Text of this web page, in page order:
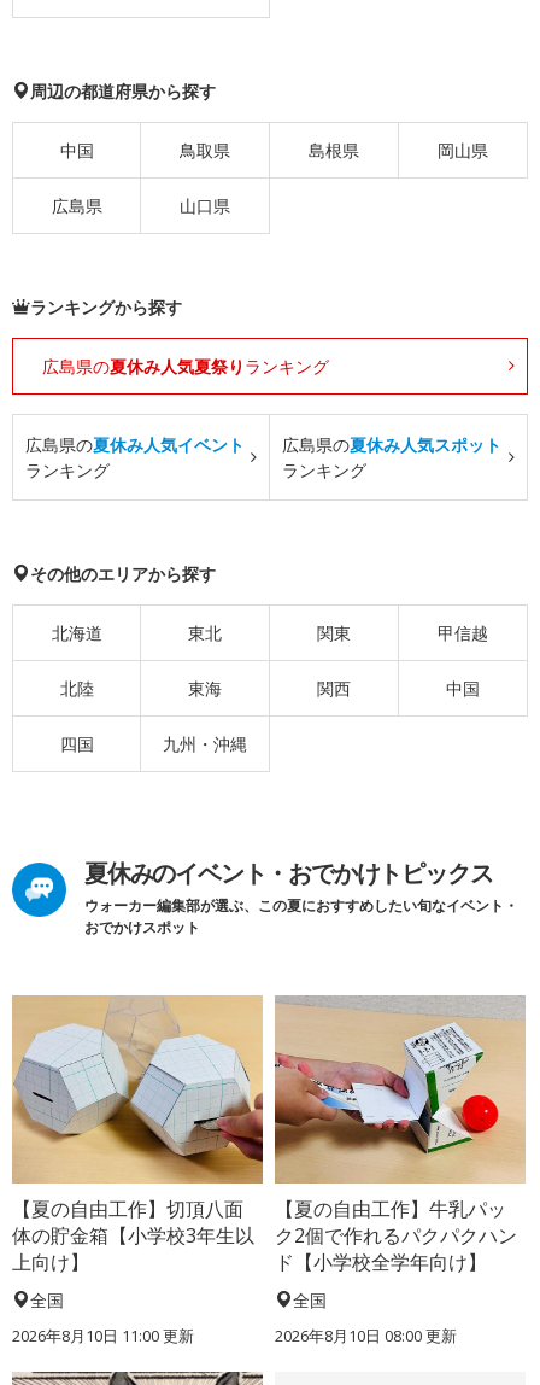
周辺の都道府県から探す
中国 鳥取県 島根県 岡山県
広島県 山口県
ランキングから探す
広島県の夏休み人気夏祭り ランキング
広島県の夏休み人気イベント
ランキング
広島県の夏休み人気スポット
ランキング
その他のエリアから探す
北海道 東北 関東 甲信越
北陸 東海 関西 中国
四国 九州・沖縄
夏休みのイベント・おでかけトピックス
ウォーカー編集部が選ぶ、この夏におすすめしたい旬なイベント・
おでかけスポット
【夏の自由工作】切頂八面
体の貯金箱【小学校3年生以
上向け】
全国
2026年8月10日 11:00更新
【夏の自由工作】牛乳パッ
ク2個で作れるパクパクハン
ド【小学校全学年向け】
全国
2026年8月10日 08:00更新